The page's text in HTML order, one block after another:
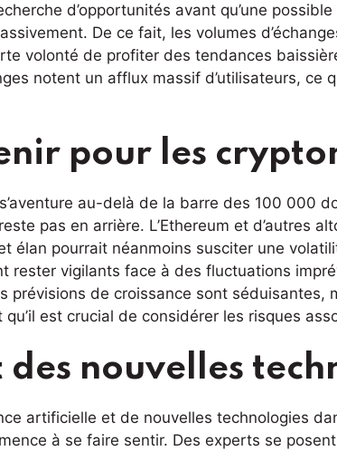
d’opportunités avant qu’une
De ce fait, les volumes
volonté de profiter des tendances
notent un afflux massif d’utilisateurs, ce
pour les
au-delà de la barre des 100 000
pas en arrière. L’Ethereum et d’autres
élan pourrait néanmoins susciter une
rester vigilants face à des fluctuations
prévisions de croissance sont séduisantes,
est crucial de considérer les risques
des nouvelles
artificielle et de nouvelles technologies
à se faire sentir. Des experts se